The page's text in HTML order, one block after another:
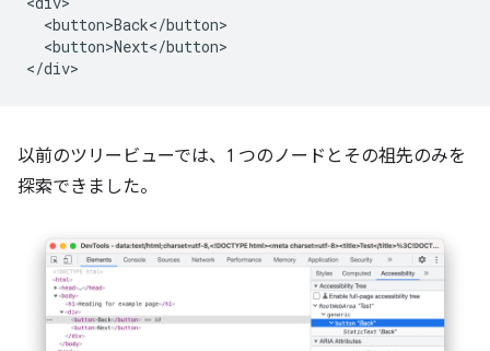
  <button>Back</button>
  <button>Next</button>
以前のツリービューでは、1 つのノードとその祖先のみを
探索できました。